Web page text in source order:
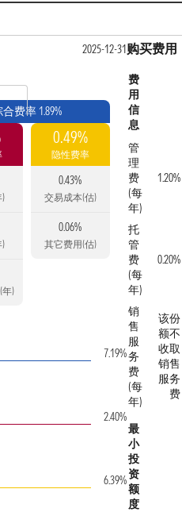
2025-12-31
费率 1.89%
)
0.49%
隐性费率
0.43%
交易成本(估)
0.06%
其它费用(估)
7.19%
2.40%
6.39%
购买费用
费
用
信
息
管
理
费
(每
年)
1.20%
托
管
费
(每
年)
0.20%
销
售
服
务
费
(每
年)
该份
额不
收取
销售
服务
费
最
小
投
资
额
度